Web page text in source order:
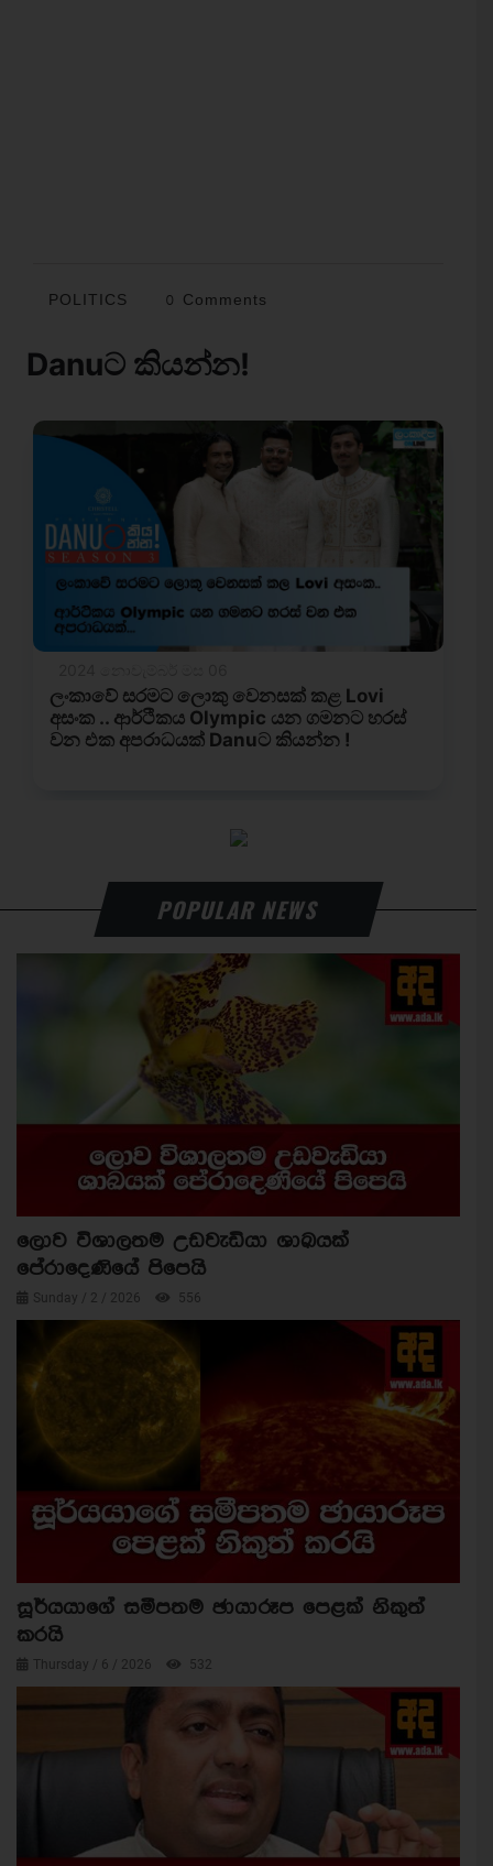
POLITICS 0 Comments
POPULAR NEWS
ලොව විශාලතම උඩවැඩියා ශාඛයක්
පේරාදෙණියේ පිපෙයි
Sunday / 2 / 2026 556
සූර්යයාගේ සමීපතම ඡායාරූප පෙළක් නිකුත්
කරයි
Thursday / 6 / 2026 532